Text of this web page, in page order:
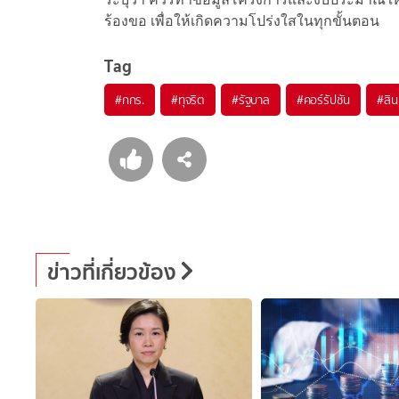
ร้องขอ เพื่อให้เกิดความโปร่งใสในทุกขั้นตอน
Tag
#กกร. #ทุจริต #รัฐบาล #คอร์รัปชัน #สิ
ข่าวที่เกี่ยวข้อง